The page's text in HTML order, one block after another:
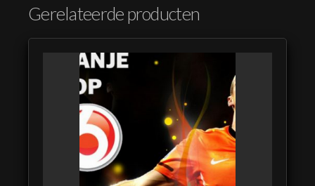
Ontdek Curacao
(08)
(luistervoorbeeld)
Ontdek Curacao
(luistervoorbeeld)
Ontdek Curacao
(luistervoorbeeld)
Ontdek Curacao
Gerelateerde producten